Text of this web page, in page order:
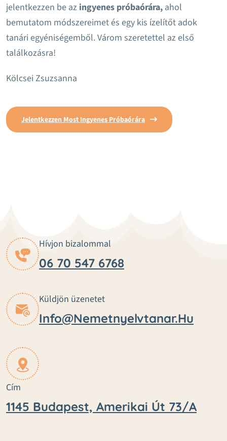
jelentkezzen be az ingyenes próbaórára, ahol
bemutatom módszereimet és egy kis ízelítőt adok
tanári egyéniségemből. Várom szeretettel az első
találkozásra!
Kölcsei Zsuzsanna
Jelentkezzen Most Ingyenes Próbaórára
Hívjon bizalommal
06 70 547 6768
Küldjön üzenetet
Info@nemetnyelvtanar.hu
Cím
1145 Budapest, Amerikai Út 73/A